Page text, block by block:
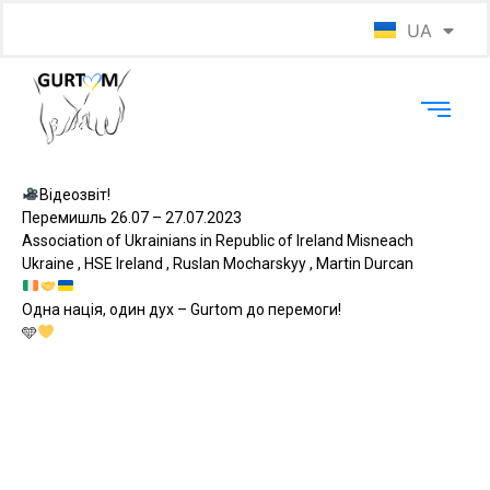
UA
EN
Відеозвіт!
Перемишль 26.07 – 27.07.2023
Association of Ukrainians in Republic of Ireland Misneach
Ukraine , HSE Ireland , Ruslan Mocharskyy , Martin Durcan
Одна нація, один дух – Gurtom до перемоги!
🩵